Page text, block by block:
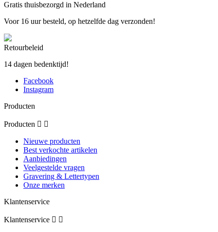
Gratis thuisbezorgd in Nederland
Voor 16 uur besteld, op hetzelfde dag verzonden!
Retourbeleid
14 dagen bedenktijd!
Facebook
Instagram
Producten
Producten  
Nieuwe producten
Best verkochte artikelen
Aanbiedingen
Veelgestelde vragen
Gravering & Lettertypen
Onze merken
Klantenservice
Klantenservice  